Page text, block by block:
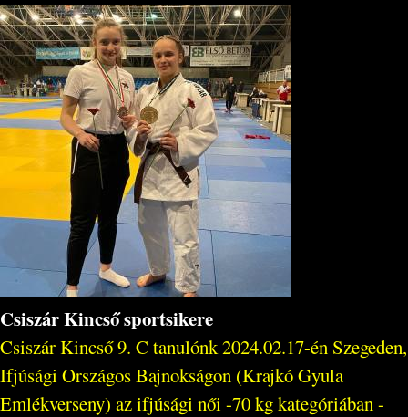
Csiszár Kincső sportsikere
Csiszár Kincső 9. C tanulónk 2024.02.17-én Szegeden,
Ifjúsági Országos Bajnokságon (Krajkó Gyula
Emlékverseny) az ifjúsági női -70 kg kategóriában -